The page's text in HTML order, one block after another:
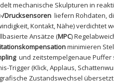
mechanische Skulpturen in
Drucksensoren liefern Rohdaten,
Kontakt, ‌Nähe) verdichtet
Ansätze (MPC)​
minimieren
und zeitstempelgenaue⁣ Puffer
Trigger​ (Klick,‍ Applaus,
‌Zustandswechsel